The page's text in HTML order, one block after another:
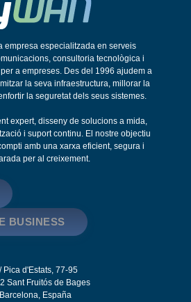
empresa especialitzada en serveis
consultoria tecnològica i
a empreses. Des del 1996 ajudem a
la seva infraestructura, millorar la
la seguretat dels seus sistemes.
expert, disseny de solucions a mida,
i suport continu. El nostre objectiu
amb una xarxa eficient, segura i
per al creixement.
BUSINESS
Pica d'Estats, 77-95
Sant Fruitós de Bages
Barcelona, España